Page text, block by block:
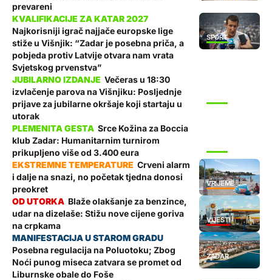
prevareni
SPORT
Najkorisniji igrač najjače europske lige
stiže u Višnjik: “Zadar je posebna priča, a
pobjeda protiv Latvije otvara nam vrata
Svjetskog prvenstva”
Večeras u 18:30
izvlačenje parova na Višnjiku: Posljednje
prijave za jubilarne okršaje koji startaju u
utorak
Srce Kožina za Boccia
klub Zadar: Humanitarnim turnirom
prikupljeno više od 3.400 eura
VRIJEME
Crveni alarm
i dalje na snazi, no početak tjedna donosi
preokret
VIJESTI
Blaže olakšanje za benzince,
udar na dizelaše: Stižu nove cijene goriva
na crpkama
ZADAR
Posebna regulacija na Poluotoku; Zbog
Noći punog miseca zatvara se promet od
Liburnske obale do Foše